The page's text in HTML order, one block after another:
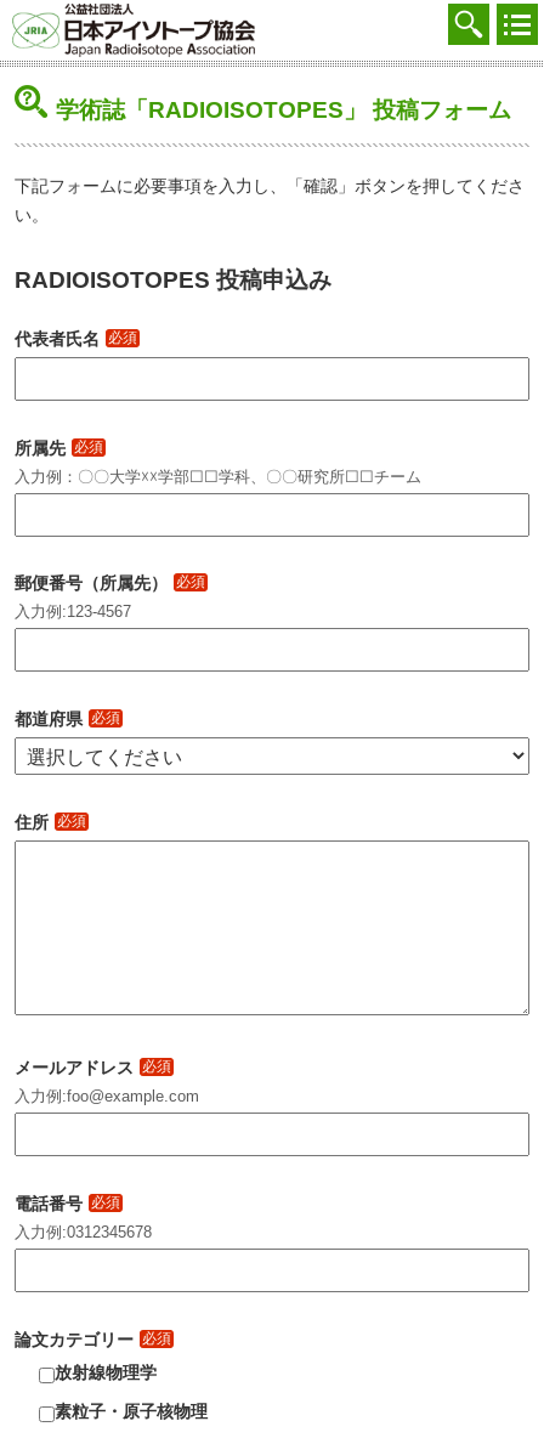
協会を知る
参加する
会員マイページ
お問合せ
English
学術誌「RADIOISOTOPES」 投稿フォーム
下記フォームに必要事項を入力し、「確認」ボタンを押してくださ
い。
RADIOISOTOPES 投稿申込み
代表者氏名 必須
所属先 必須
入力例：〇〇大学☓☓学部☐☐学科、〇〇研究所☐☐チーム
郵便番号（所属先） 必須
入力例:123-4567
都道府県 必須
住所 必須
メールアドレス 必須
入力例:foo@example.com
電話番号 必須
入力例:0312345678
論文カテゴリー 必須
放射線物理学
素粒子・原子核物理